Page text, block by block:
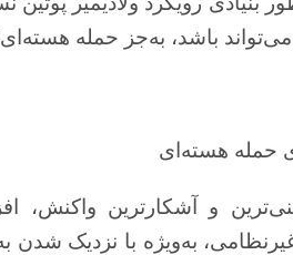
باشد، به‌جز حمله
حمله هسته‌ای
و آشکارترین واکنش،
به‌ویژه با نزدیک شدن